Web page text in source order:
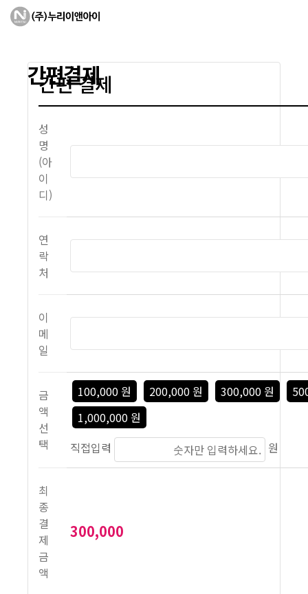
간편결제
간편 결제
성
명
(아
이
디)
연
락
처
이
메
일
금
액
선
택
직접입력 원
최
종
결
제
금
액